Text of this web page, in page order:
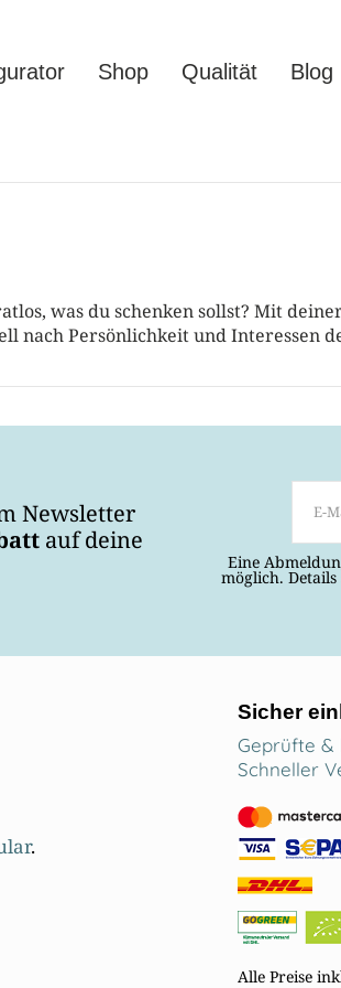
Shop Qualität Blog
was du schenken sollst? Mit
nach Persönlichkeit und Interessen
Newsletter
auf deine
Eine
möglich.
.
Sicher
Geprüfte &
Schneller
Alle Preise